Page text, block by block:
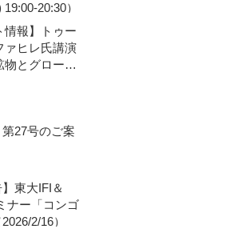
20:30）
情報】トゥー
ァヒレ氏講演
物とグローバ
）
第27号のご案
東大IFI＆
ナー「コンゴ
2/16）